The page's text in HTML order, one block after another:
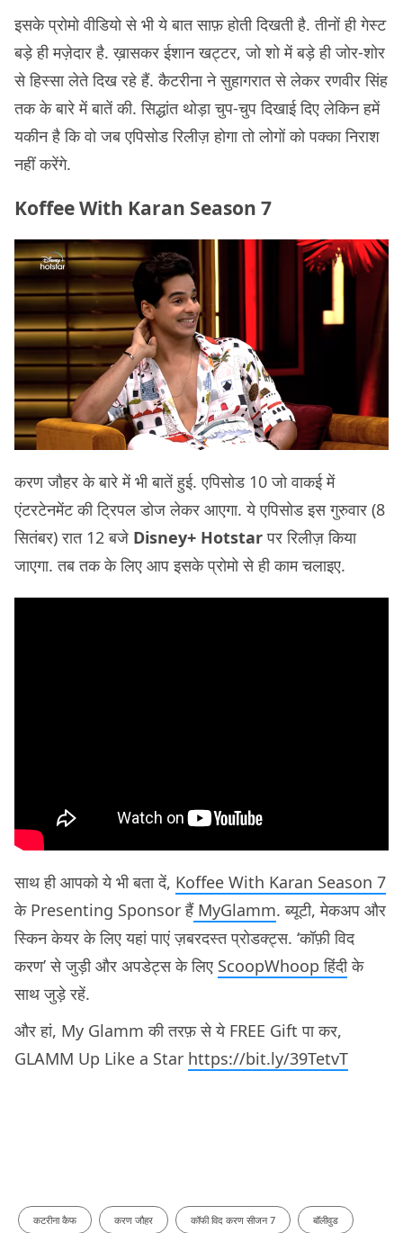
इसके प्रोमो वीडियो से भी ये बात साफ़ होती दिखती है. तीनों ही गेस्ट
बड़े ही मज़ेदार है. ख़ासकर ईशान खट्टर, जो शो में बड़े ही जोर-शोर
से हिस्सा लेते दिख रहे हैं. कैटरीना ने सुहागरात से लेकर रणवीर सिंह
तक के बारे में बातें की. सिद्धांत थोड़ा चुप-चुप दिखाई दिए लेकिन हमें
यकीन है कि वो जब एपिसोड रिलीज़ होगा तो लोगों को पक्का निराश
नहीं करेंगे.
Koffee With Karan Season 7
करण जौहर के बारे में भी बातें हुई. एपिसोड 10 जो वाकई में
एंटरटेनमेंट की ट्रिपल डोज लेकर आएगा. ये एपिसोड इस गुरुवार (8
सितंबर) रात 12 बजे Disney+ Hotstarपर रिलीज़ किया
जाएगा. तब तक के लिए आप इसके प्रोमो से ही काम चलाइए.
साथ ही आपको ये भी बता दें, Koffee With Karan Season 7
के Presenting Sponsor हैंMyGlamm. ब्यूटी, मेकअप और
स्किन केयर के लिए यहां पाएं ज़बरदस्त प्रोडक्ट्स. ‘कॉफ़ी विद
करण’ से जुड़ी और अपडेट्स के लिए ScoopWhoop हिंदीके
साथ जुड़े रहें.
और हां, My Glamm की तरफ़ से ये FREE Gift पा कर,
GLAMM Up Like a Star https://bit.ly/39TetvT
कटरीना कैफ करण जौहर कॉफी विद करण सीजन 7 बॉलीवुड